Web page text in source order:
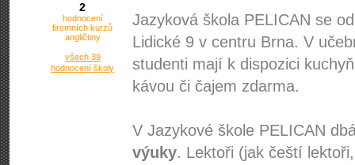
2
hodnocení
firemních kurzů
angličtiny
všech 39
hodnocení školy
Jazyková škola PELICAN se
Lidické 9 v centru Brna. V
studenti mají k dispozici
kávou či čajem zdarma.
V Jazykové škole PELICAN
výuky. Lektoři (jak čeští